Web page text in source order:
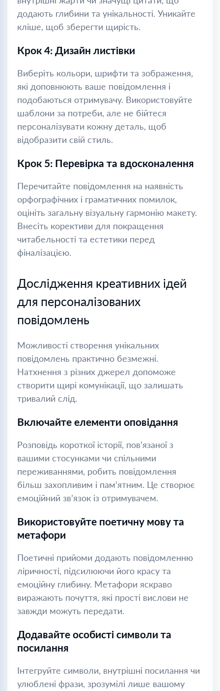
додають глибини та унікальності. Уникайте
кліше, щоб зберегти щирість.
Крок 4: Дизайн листівки
Виберіть кольори, шрифти та зображення,
які доповнюють ваше повідомлення і
подобаються отримувачу. Використовуйте
шаблони за потреби, але не бійтеся
персоналізувати кожну деталь, щоб
відобразити свій стиль.
Крок 5: Перевірка та вдосконалення
Перечитайте повідомлення на наявність
орфографічних і граматичних помилок,
оцініть загальну візуальну гармонію макету.
Внесіть корективи для покращення
читабельності та естетики перед
фіналізацією.
Дослідження креативних ідей
для персоналізованих
повідомлень
Можливості створення унікальних
повідомлень практично безмежні.
Натхнення з різних джерел допоможе
створити щирі комунікації, що залишать
тривалий слід.
Включайте елементи оповідання
Розповідь короткої історії, пов’язаної з
вашими стосунками чи спільними
переживаннями, робить повідомлення
більш захопливим і пам’ятним. Це створює
емоційний зв’язок із отримувачем.
Використовуйте поетичну мову та
метафори
Поетичні прийоми додають повідомленню
ліричності, підсилюючи його красу та
емоційну глибину. Метафори яскраво
виражають почуття, які прості вислови не
завжди можуть передати.
Додавайте особисті символи та
посилання
Інтегруйте символи, внутрішні посилання чи
улюблені фрази, зрозумілі лише вашому